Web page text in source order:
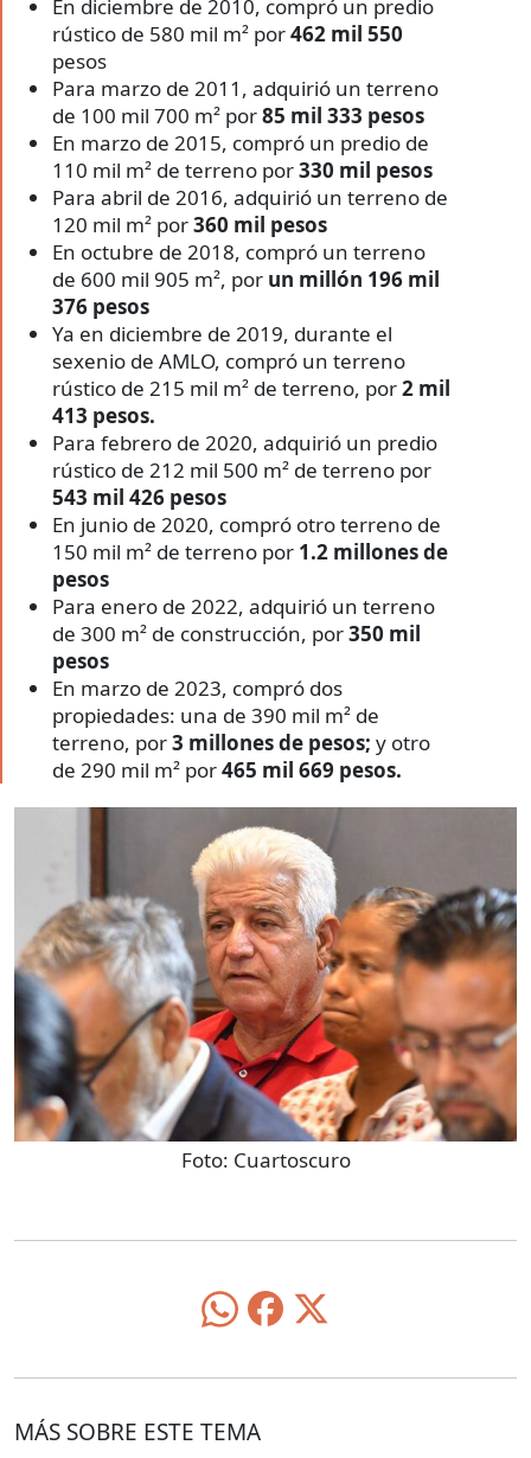
En diciembre de 2010, compró un predio
rústico de 580 mil m² por462 mil 550
pesos
Para marzo de 2011, adquirió un terreno
de 100 mil 700 m² por85 mil 333 pesos
En marzo de 2015, compró un predio de
110 mil m² de terreno por330 mil pesos
Para abril de 2016, adquirió un terreno de
120 mil m² por360 mil pesos
En octubre de 2018, compró un terreno
de 600 mil 905 m², por un millón 196 mil
376 pesos
Ya en diciembre de 2019, durante el
sexenio de AMLO, compró un terreno
rústico de 215 mil m² de terreno, por2 mil
413 pesos.
Para febrero de 2020, adquirió un predio
rústico de 212 mil 500 m² de terreno por
543 mil 426 pesos
En junio de 2020, compró otro terreno de
150 mil m² de terreno por 1.2 millones de
pesos
Para enero de 2022, adquirió un terreno
de 300 m² de construcción, por350 mil
pesos
En marzo de 2023, compró dos
propiedades: una de 390 mil m² de
terreno, por3 millones de pesos; y otro
de 290 mil m² por465 mil 669 pesos.
Foto: Cuartoscuro
MÁS SOBRE ESTE TEMA